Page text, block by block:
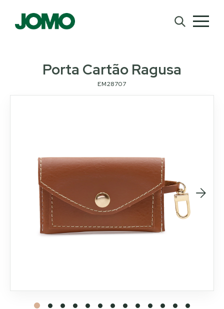
Porta Cartão Ragusa
EM28707